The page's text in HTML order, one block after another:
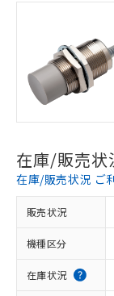
在庫/販売状
在庫/販売状況 ご
販売状況
機種区分
在庫状況